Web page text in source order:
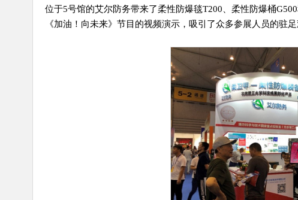
位于5号馆的艾尔防务带来了柔性防爆毯T200、柔性防爆桶
《加油！向未来》节目的视频演示，吸引了众多参展人员的驻